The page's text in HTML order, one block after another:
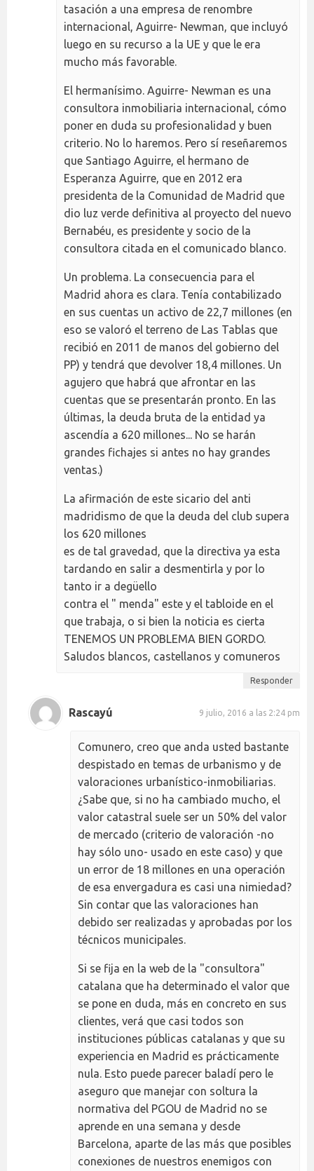
tasación a una empresa de renombre
internacional, Aguirre- Newman, que incluyó
luego en su recurso a la UE y que le era
mucho más favorable.
El hermanísimo. Aguirre- Newman es una
consultora inmobiliaria internacional, cómo
poner en duda su profesionalidad y buen
criterio. No lo haremos. Pero sí reseñaremos
que Santiago Aguirre, el hermano de
Esperanza Aguirre, que en 2012 era
presidenta de la Comunidad de Madrid que
dio luz verde definitiva al proyecto del nuevo
Bernabéu, es presidente y socio de la
consultora citada en el comunicado blanco.
Un problema. La consecuencia para el
Madrid ahora es clara. Tenía contabilizado
en sus cuentas un activo de 22,7 millones (en
eso se valoró el terreno de Las Tablas que
recibió en 2011 de manos del gobierno del
PP) y tendrá que devolver 18,4 millones. Un
agujero que habrá que afrontar en las
cuentas que se presentarán pronto. En las
últimas, la deuda bruta de la entidad ya
ascendía a 620 millones... No se harán
grandes fichajes si antes no hay grandes
ventas.)
La afirmación de este sicario del anti
madridismo de que la deuda del club supera
los 620 millones
es de tal gravedad, que la directiva ya esta
tardando en salir a desmentirla y por lo
tanto ir a degüello
contra el " menda" este y el tabloide en el
que trabaja, o si bien la noticia es cierta
TENEMOS UN PROBLEMA BIEN GORDO.
Saludos blancos, castellanos y comuneros
Responder
Rascayú 9 julio, 2016 a las 2:24 pm
Comunero, creo que anda usted bastante
despistado en temas de urbanismo y de
valoraciones urbanístico-inmobiliarias.
¿Sabe que, si no ha cambiado mucho, el
valor catastral suele ser un 50% del valor
de mercado (criterio de valoración -no
hay sólo uno- usado en este caso) y que
un error de 18 millones en una operación
de esa envergadura es casi una nimiedad?
Sin contar que las valoraciones han
debido ser realizadas y aprobadas por los
técnicos municipales.
Si se fija en la web de la "consultora"
catalana que ha determinado el valor que
se pone en duda, más en concreto en sus
clientes, verá que casi todos son
instituciones públicas catalanas y que su
experiencia en Madrid es prácticamente
nula. Esto puede parecer baladí pero le
aseguro que manejar con soltura la
normativa del PGOU de Madrid no se
aprende en una semana y desde
Barcelona, aparte de las más que posibles
conexiones de nuestros enemigos con